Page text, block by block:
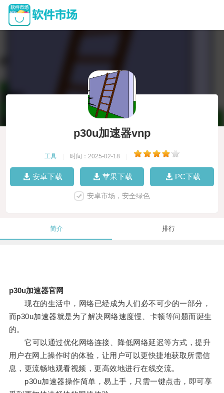
p30u加速器vnp
工具 时间：2025-02-18
安卓下载 苹果下载 PC下载
安卓市场，安全绿色
简介 排行
p30u加速器官网
现在的生活中，网络已经成为人们必不可少的一部分，
而p30u加速器就是为了解决网络速度慢、卡顿等问题而诞生
的。
它可以通过优化网络连接、降低网络延迟等方式，提升
用户在网上操作时的体验，让用户可以更快捷地获取所需信
息，更流畅地观看视频，更高效地进行在线交流。
p30u加速器操作简单，易上手，只需一键点击，即可享